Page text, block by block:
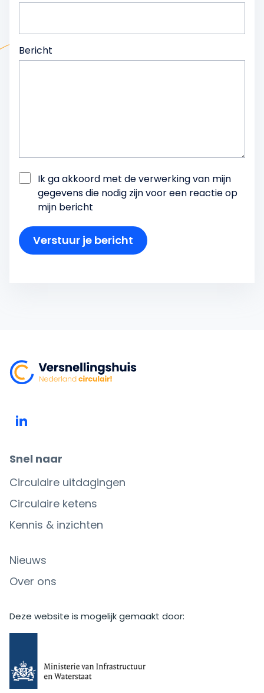
Bericht
Ik ga akkoord met de verwerking van mijn
gegevens die nodig zijn voor een reactie op
mijn bericht
Verstuur je bericht
Snel naar
Circulaire uitdagingen
Circulaire ketens
Kennis & inzichten
Nieuws
Over ons
Deze website is mogelijk gemaakt door: